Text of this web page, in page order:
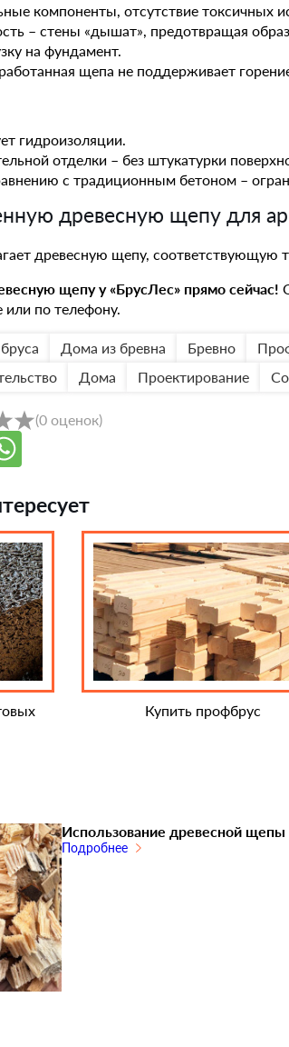
компоненты, отсутствие токсичных
– стены «дышат», предотвращая
на фундамент.
щепа не поддерживает
гидроизоляции.
отделки – без штукатурки
с традиционным бетоном –
древесную щепу для
древесную щепу, соответствующую
щепу у «БрусЛес» прямо сейчас!
или по телефону.
Дома из бревна Бревно
Дома Проектирование
(0 оценок)
Купить профбрус
Использование древесной щепы
Подробнее